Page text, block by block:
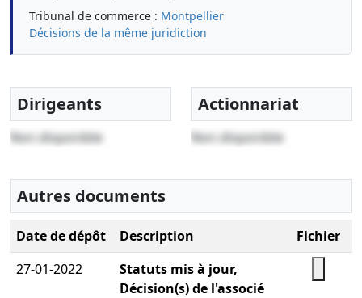
Tribunal de commerce : Montpellier
Décisions de la même juridiction
Dirigeants
Non disponible
Actionnariat
Non disponible
Autres documents
Date de dépôt Description
Fichier
27-01-2022
Statuts mis à jour,
Décision(s) de l'associé